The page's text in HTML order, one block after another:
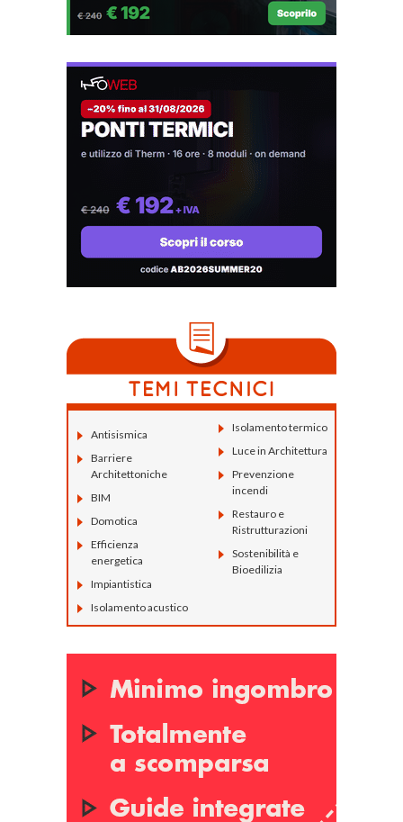
Antisismica
Barriere
Architettoniche
BIM
Domotica
Efficienza
energetica
Impiantistica
Isolamento acustico
Isolamento termico
Luce in Architettura
Prevenzione
incendi
Restauro e
Ristrutturazioni
Sostenibilità e
Bioedilizia